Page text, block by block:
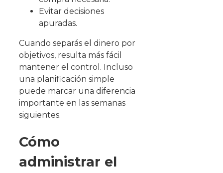
Evitar decisiones
apuradas.
Cuando separás el dinero por
objetivos, resulta más fácil
mantener el control. Incluso
una planificación simple
puede marcar una diferencia
importante en las semanas
siguientes.
Cómo
administrar el